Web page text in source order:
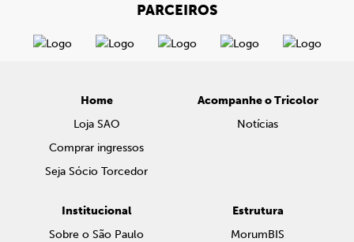
PARCEIROS
Home
Loja SAO
Comprar ingressos
Seja Sócio Torcedor
Acompanhe o Tricolor
Notícias
Institucional
Sobre o São Paulo
Estrutura
MorumBIS